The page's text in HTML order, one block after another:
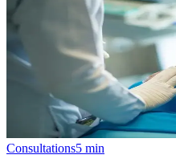
Consultations5 min